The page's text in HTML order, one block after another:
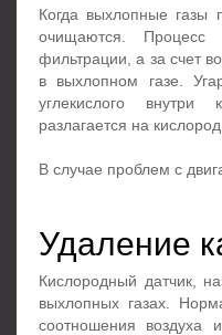
Когда выхлопные газы
очищаются.
фильтрации, а за счет
в выхлопном газе.
углекислого внутри
разлагается на
В случае проблем с
Удаление
Кислородный датчик,
выхлопных газах.
соотношения воздуха